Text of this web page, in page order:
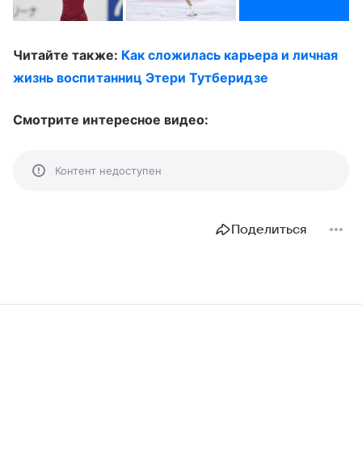
Читайте также: Как сложилась карьера и личная
жизнь воспитанниц Этери Тутберидзе
Смотрите интересное видео:
Контент недоступен
Поделиться